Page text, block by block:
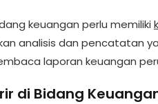
keuangan perlu memiliki
analisis dan pencatatan
laporan keuangan
di Bidang